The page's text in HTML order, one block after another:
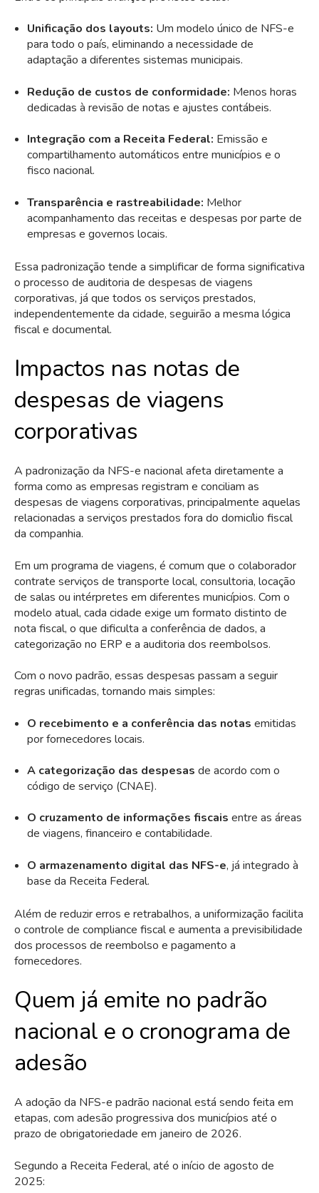
Unificação dos layouts: Um modelo único de NFS-e
para todo o país, eliminando a necessidade de
adaptação a diferentes sistemas municipais.
Redução de custos de conformidade: Menos horas
dedicadas à revisão de notas e ajustes contábeis.
Integração com a Receita Federal: Emissão e
compartilhamento automáticos entre municípios e o
fisco nacional.
Transparência e rastreabilidade: Melhor
acompanhamento das receitas e despesas por parte de
empresas e governos locais.
Essa padronização tende a simplificar de forma significativa
o processo de auditoria de despesas de viagens
corporativas, já que todos os serviços prestados,
independentemente da cidade, seguirão a mesma lógica
fiscal e documental.
Impactos nas notas de
despesas de viagens
corporativas
A padronização da NFS-e nacional afeta diretamente a
forma como as empresas registram e conciliam as
despesas de viagens corporativas, principalmente aquelas
relacionadas a serviços prestados fora do domicílio fiscal
da companhia.
Em um programa de viagens, é comum que o colaborador
contrate serviços de transporte local, consultoria, locação
de salas ou intérpretes em diferentes municípios. Com o
modelo atual, cada cidade exige um formato distinto de
nota fiscal, o que dificulta a conferência de dados, a
categorização no ERP e a auditoria dos reembolsos.
Com o novo padrão, essas despesas passam a seguir
regras unificadas, tornando mais simples:
O recebimento e a conferência das notas emitidas
por fornecedores locais.
A categorização das despesas de acordo com o
código de serviço (CNAE).
O cruzamento de informações fiscais entre as áreas
de viagens, financeiro e contabilidade.
O armazenamento digital das NFS-e, já integrado à
base da Receita Federal.
Além de reduzir erros e retrabalhos, a uniformização facilita
o controle de compliance fiscal e aumenta a previsibilidade
dos processos de reembolso e pagamento a
fornecedores.
Quem já emite no padrão
nacional e o cronograma de
adesão
A adoção da NFS-e padrão nacional está sendo feita em
etapas, com adesão progressiva dos municípios até o
prazo de obrigatoriedade em janeiro de 2026.
Segundo a Receita Federal, até o início de agosto de
2025: